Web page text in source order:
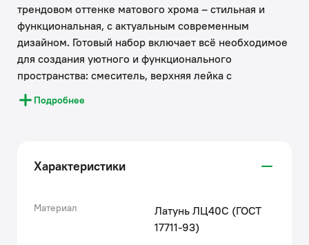
трендовом оттенке матового хрома – стильная и
функциональная, с актуальным современным
дизайном. Готовый набор включает всё необходимое
для создания уютного и функционального
пространства: смеситель, верхняя лейка с
кронштейном для тропического душа, большая
ручная лейка с 4 режимами, излив, душевой шланг
• За счёт скрытого монтажа и отсутствия
пространство и упрощает уборку.
• Подключение с помощью любых труб, диаметр
Подробнее
Характеристики
Материал
Латунь ЛЦ40C (ГОСТ
17711-93)